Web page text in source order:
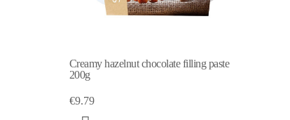
Creamy hazelnut chocolate filling paste
200g
€9.79